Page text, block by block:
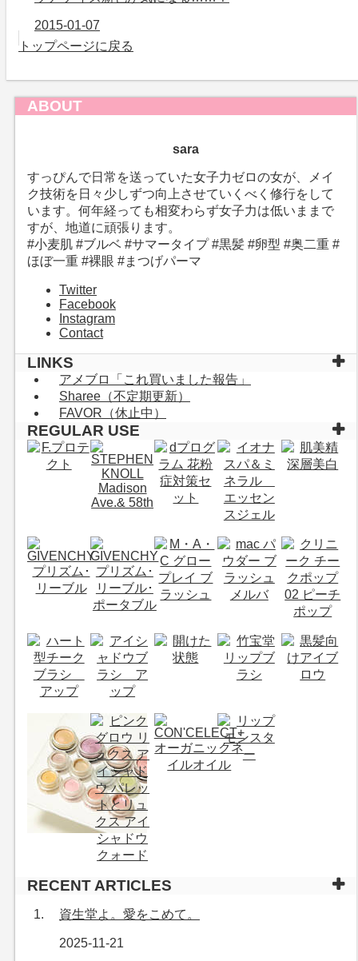
2015-01-07
トップページに戻る
ABOUT
sara
すっぴんで日常を送っていた女子力ゼロの女が、メイ
ク技術を日々少しずつ向上させていくべく修行をして
います。何年経っても相変わらず女子力は低いままで
すが、地道に頑張ります。
#小麦肌 #ブルベ #サマータイプ #黒髪 #卵型 #奥二重 #
ほぼ一重 #裸眼 #まつげパーマ
Twitter
Facebook
Instagram
Contact
LINKS
アメブロ「これ買いました報告」
Sharee（不定期更新）
FAVOR（休止中）
REGULAR USE
RECENT ARTICLES
資生堂よ。愛をこめて。
2025-11-21